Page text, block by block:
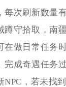
每次刷新数量
蹲守拾取，南
在做日常任务
完成奇遇任务
NPC，若未找